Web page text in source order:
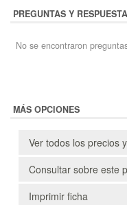
PREGUNTAS Y
No se encontraron
MÁS OPCIONES
Ver todos los precios
Consultar sobre este
Imprimir ficha